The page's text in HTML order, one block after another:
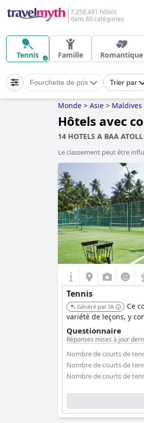
7,258,491 hôtels
dans 60 catégories
Tennis Famille Romantique
Fourchette de prix Trier par
Monde > Asie > Maldives
Hôtels avec
14 HOTELS A BAA ATOLL
Le classement peut être
Tennis
Généré par IA
Ce
variété de leçons, y
Questionnaire
Réponses mises à jour
Nombre de courts de
Nombre de courts de
Nombre de courts de